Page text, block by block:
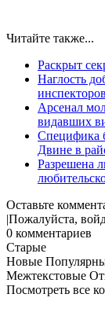
Читайте также...
Раскрыт
Наглость
инспекторов
Арсенал
видавших
Специфика
Двине в
Разрешена
Оставьте
Пожалуйста,
0 комментариев
Старые
Новые
Межтекстовые
Посмотреть все